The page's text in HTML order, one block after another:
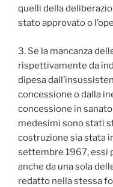
quelli della
stato approvato o
3. Se la mancanza
rispettivamente da
dipesa
concessione o dalla
concessione in
medesimi sono stati
costruzione sia stata
settembre 1967, essi
anche da una sola
redatto nella stessa